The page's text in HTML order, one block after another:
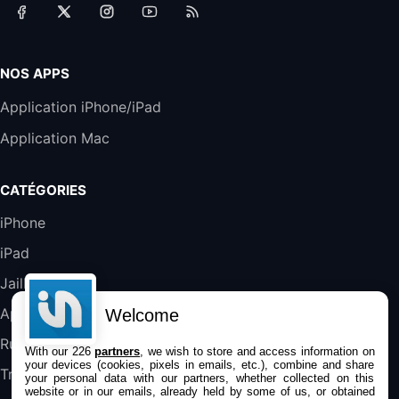
Harman Kardon SoundSticks 5 Haut-Parleur
289,47€
Blanc
357,4€
Jeu FIFA 20 sur PC (code à télécharger)
45,98€57,99€Rue Du Commerce (Vendeur Tiers)
NOS APPS
Application iPhone/iPad
Application Mac
CATÉGORIES
iPhone
iPad
Jailbreak
Applications
Rumeurs
Trucs & astuces
Welcome
With our 226partners , we wish to store and access information on
your devices (cookies, pixels in emails, etc.), combine and share
your personal data with our partners, whether collected on this
website or in our emails, already held by some of us, or obtained